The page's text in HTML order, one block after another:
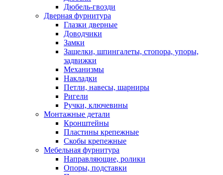
Дюбель-гвозди
Дверная фурнитура
Глазки дверные
Доводчики
Замки
Защелки, шпингалеты, стопора, упоры,
задвижки
Механизмы
Накладки
Петли, навесы, шарниры
Ригели
Ручки, ключевины
Монтажные детали
Кронштейны
Пластины крепежные
Скобы крепежные
Мебельная фурнитура
Направляющие, ролики
Опоры, подставки